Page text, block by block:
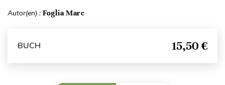
Autor(en) : Foglia Marc
BUCH 15,50 €